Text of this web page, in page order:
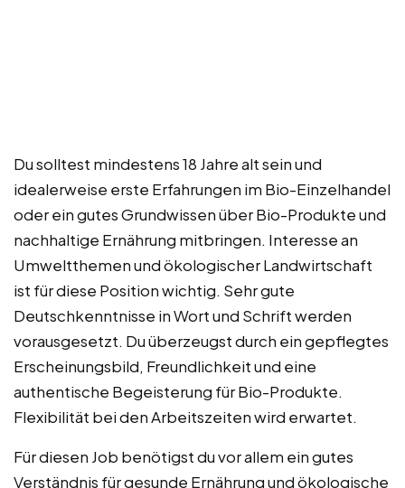
Du solltest mindestens 18 Jahre alt sein und
idealerweise erste Erfahrungen im Bio-Einzelhandel
oder ein gutes Grundwissen über Bio-Produkte und
nachhaltige Ernährung mitbringen. Interesse an
Umweltthemen und ökologischer Landwirtschaft
ist für diese Position wichtig. Sehr gute
Deutschkenntnisse in Wort und Schrift werden
vorausgesetzt. Du überzeugst durch ein gepflegtes
Erscheinungsbild, Freundlichkeit und eine
authentische Begeisterung für Bio-Produkte.
Flexibilität bei den Arbeitszeiten wird erwartet.
Für diesen Job benötigst du vor allem ein gutes
Verständnis für gesunde Ernährung und ökologische